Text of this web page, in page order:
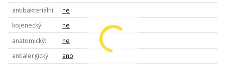
antibakteriální
ne
kojenecký
ne
anatomický
ne
antialergický
ano